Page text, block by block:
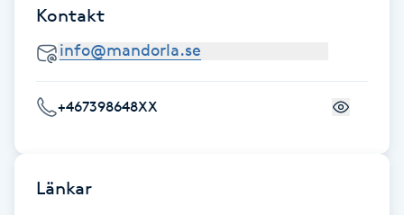
Gel naglar
Gelenaglar
Gellack
Gellack med förstärkning
Kontakt
+467398648XX
Länkar